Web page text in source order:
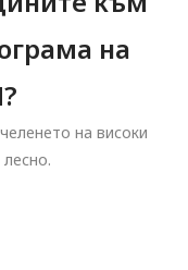
на
на високи